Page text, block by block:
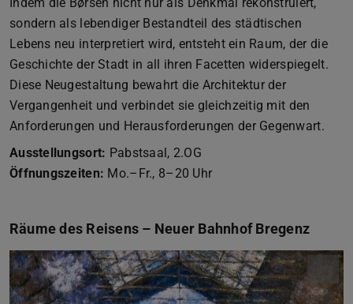
sondern als lebendiger Bestandteil des städtischen
Lebens neu interpretiert wird, entsteht ein Raum, der die
Geschichte der Stadt in all ihren Facetten widerspiegelt.
Diese Neugestaltung bewahrt die Architektur der
Vergangenheit und verbindet sie gleichzeitig mit den
Anforderungen und Herausforderungen der Gegenwart.
Ausstellungsort: Pabstsaal, 2.OG
Öffnungszeiten: Mo.–Fr., 8–20 Uhr
Räume des Reisens – Neuer Bahnhof Bregenz